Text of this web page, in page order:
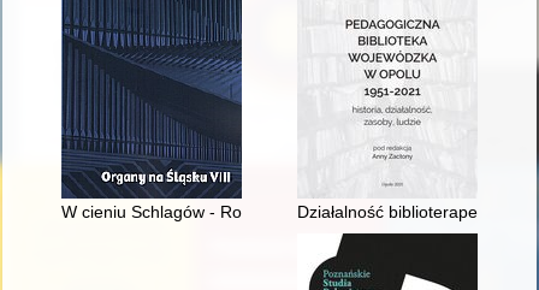
W cieniu Schlagów - Robert Linsert (1853-1912)
Działalność